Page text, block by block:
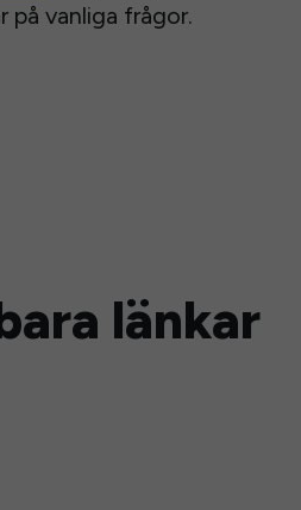
på vanliga frågor.
länkar